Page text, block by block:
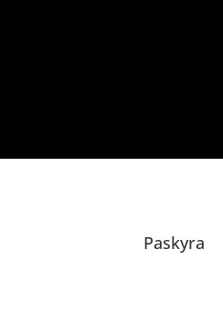
Paskyra